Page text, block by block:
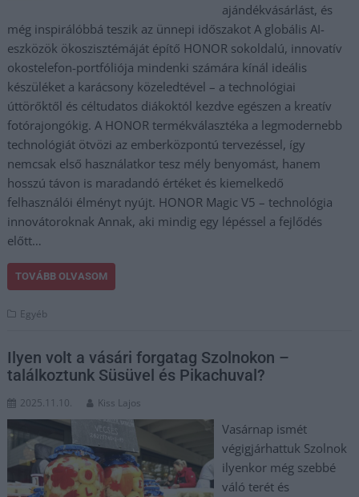
ajándékvásárlást, és
még inspirálóbbá teszik az ünnepi időszakot A globális AI-
eszközök ökoszisztémáját építő HONOR sokoldalú, innovatív
okostelefon-portfóliója mindenki számára kínál ideális
készüléket a karácsony közeledtével – a technológiai
úttörőktől és céltudatos diákoktól kezdve egészen a kreatív
fotórajongókig. A HONOR termékválasztéka a legmodernebb
technológiát ötvözi az emberközpontú tervezéssel, így
nemcsak első használatkor tesz mély benyomást, hanem
hosszú távon is maradandó értéket és kiemelkedő
felhasználói élményt nyújt. HONOR Magic V5 – technológia
innovátoroknak Annak, aki mindig egy lépéssel a fejlődés
előtt…
TOVÁBB OLVASOM
Egyéb
Ilyen volt a vásári forgatag Szolnokon –
találkoztunk Süsüvel és Pikachuval?
2025.11.10. Kiss Lajos
Vasárnap ismét
végigjárhattuk Szolnok
ilyenkor még szebbé
váló terét és